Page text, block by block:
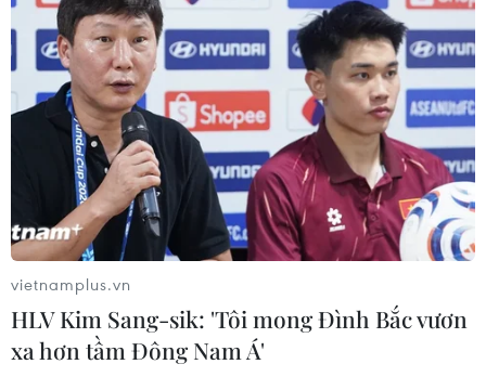
Đội chó nghiệp vụ làm công tác cứu hộ, cứu nạn của lực lượng
bộ đội biên phòng sẵn sàng lên đường. (Ảnh: Trọng
Đức/TTXVN)
vietnamplus.vn
HLV Kim Sang-sik: 'Tôi mong Đình Bắc vươn
xa hơn tầm Đông Nam Á'